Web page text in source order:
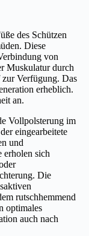
des Schützen
Diese
von
Muskulatur durch
Verfügung. Das
erheblich.
an.
Vollpolsterung im
eingearbeitete
und
erholen sich
Die
rutschhemmend
optimales
auch nach